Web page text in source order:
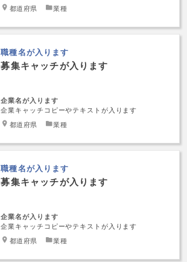
都道府県 業種
職種名が入ります
募集キャッチが入ります
企業名が入ります
企業キャッチコピーやテキストが入ります
都道府県 業種
職種名が入ります
募集キャッチが入ります
企業名が入ります
企業キャッチコピーやテキストが入ります
都道府県 業種